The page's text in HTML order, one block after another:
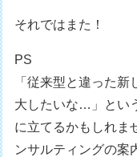
それではまた！
PS
「従来型と違った
大したいな…」とい
に立てるかもしれま
ンサルティングの案